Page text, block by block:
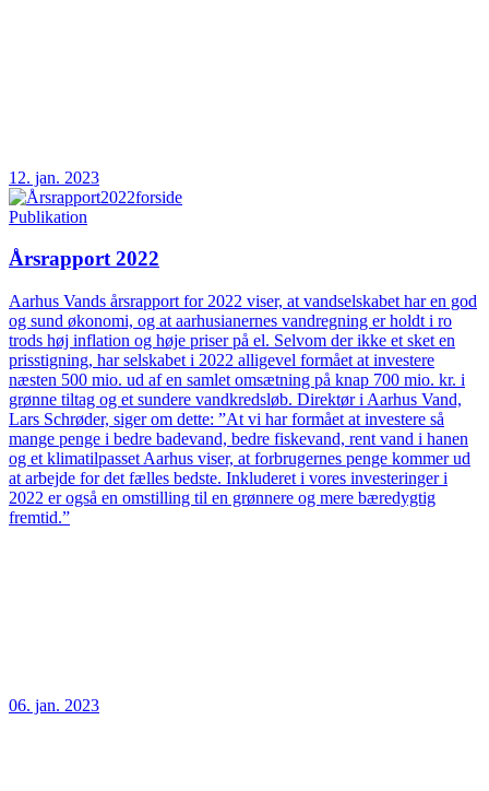
12. jan. 2023
Publikation
Årsrapport 2022
Aarhus Vands årsrapport for 2022 viser, at vandselskabet har en god
og sund økonomi, og at aarhusianernes vandregning er holdt i ro
trods høj inflation og høje priser på el. Selvom der ikke et sket en
prisstigning, har selskabet i 2022 alligevel formået at investere
næsten 500 mio. ud af en samlet omsætning på knap 700 mio. kr. i
grønne tiltag og et sundere vandkredsløb. Direktør i Aarhus Vand,
Lars Schrøder, siger om dette: ”At vi har formået at investere så
mange penge i bedre badevand, bedre fiskevand, rent vand i hanen
og et klimatilpasset Aarhus viser, at forbrugernes penge kommer ud
at arbejde for det fælles bedste. Inkluderet i vores investeringer i
2022 er også en omstilling til en grønnere og mere bæredygtig
fremtid.”
06. jan. 2023